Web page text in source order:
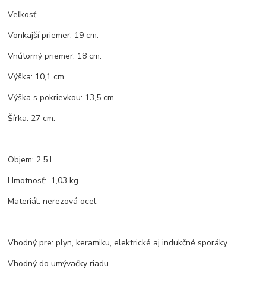
Veľkosť:
Vonkajší priemer: 19 cm.
Vnútorný priemer: 18 cm.
Výška: 10,1 cm.
Výška s pokrievkou: 13,5 cm.
Šírka: 27 cm.
Objem: 2,5 L.
Hmotnosť: 1,03 kg.
Materiál: nerezová ocel.
Vhodný pre: plyn, keramiku, elektrické aj indukčné sporáky.
Vhodný do umývačky riadu.